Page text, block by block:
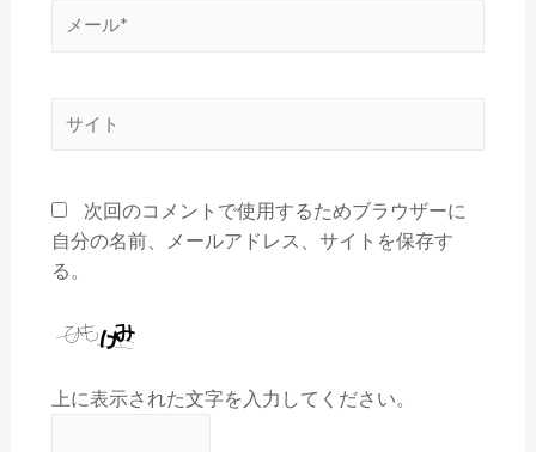
次回のコメントで使用するためブラウザーに
自分の名前、メールアドレス、サイトを保存す
る。
上に表示された文字を入力してください。